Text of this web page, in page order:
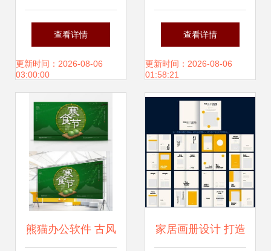
为何如此重要 数据
处理服务的关键保
障
查看详情
更新时间：2026-08-06
03:00:00
财务模块 软件开发
视角下的本质区别
查看详情
更新时间：2026-08-06
01:58:21
熊猫办公软件 古风 家居画册设计 打造